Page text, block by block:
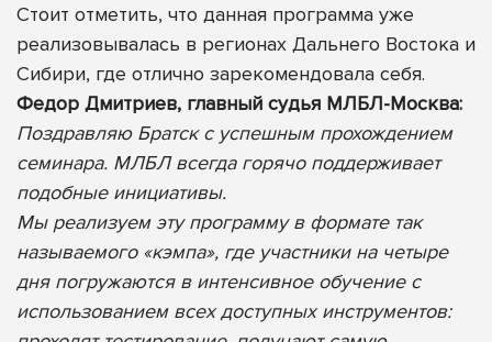
Стоит отметить, что данная программа уже
реализовывалась в регионах Дальнего Востока и
Сибири, где отлично зарекомендовала себя.
Федор Дмитриев, главный судья МЛБЛ-Москва:
Поздравляю Братск с успешным прохождением
семинара. МЛБЛ всегда горячо поддерживает
подобные инициативы.
Мы реализуем эту программу в формате так
называемого «кэмпа», где участники на четыре
дня погружаются в интенсивное обучение с
использованием всех доступных инструментов: